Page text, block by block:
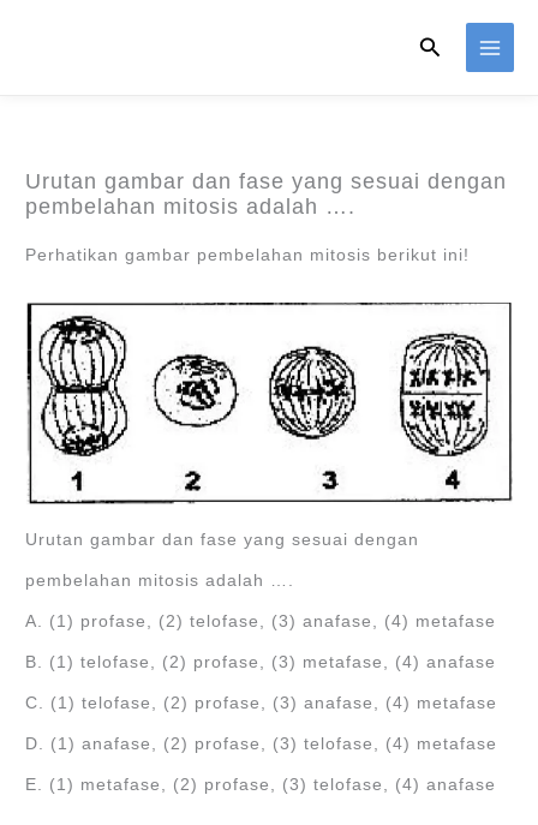
Search
Urutan gambar dan fase yang sesuai dengan
pembelahan mitosis adalah ….
Perhatikan gambar pembelahan mitosis berikut ini!
Urutan gambar dan fase yang sesuai dengan
pembelahan mitosis adalah ….
A. (1) profase, (2) telofase, (3) anafase, (4) metafase
B. (1) telofase, (2) profase, (3) metafase, (4) anafase
C. (1) telofase, (2) profase, (3) anafase, (4) metafase
D. (1) anafase, (2) profase, (3) telofase, (4) metafase
E. (1) metafase, (2) profase, (3) telofase, (4) anafase